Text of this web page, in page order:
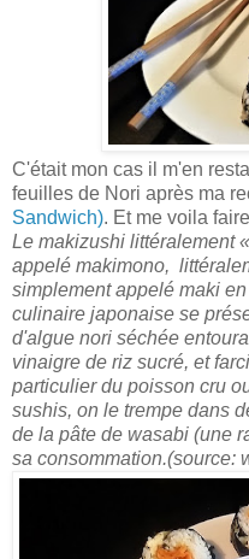
C'était mon cas il m'en
feuilles de Nori après ma
Sandwich). Et me voila
Le makizushi littéralement
appelé makimono,
simplement appelé maki
culinaire japonaise se
d'algue nori séchée
vinaigre de riz sucré, et
particulier du poisson cru
sushis, on le trempe dans
de la pâte de wasabi (une
sa consommation.(source: